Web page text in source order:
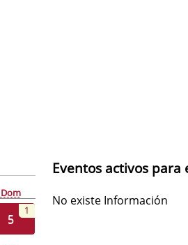
Dom
5
1
Eventos activos
No existe Información